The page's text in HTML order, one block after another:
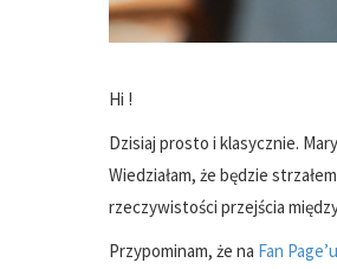
Hi !
Dzisiaj prosto i klasycznie.
Wiedziałam, że będzie
rzeczywistości przejścia
Przypominam, że na Fan